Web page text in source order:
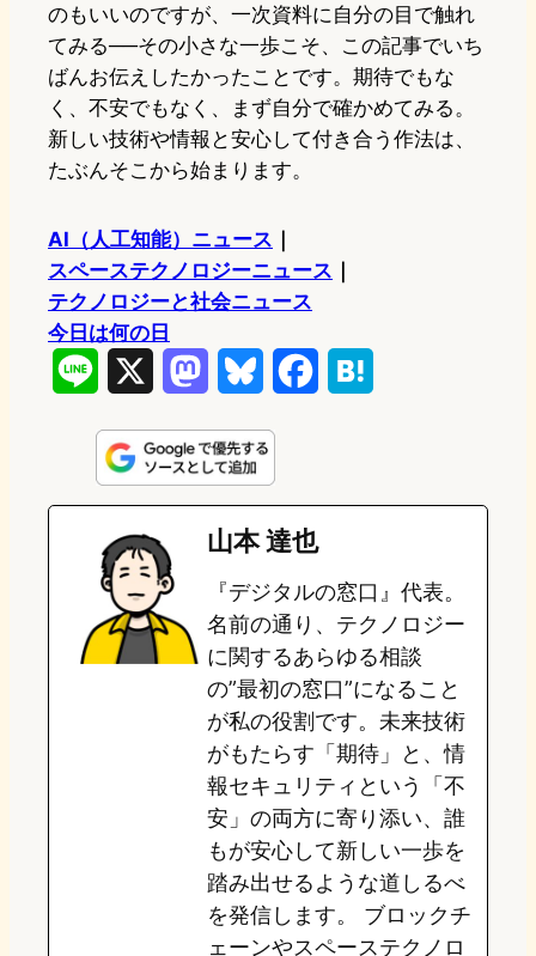
のもいいのですが、一次資料に自分の目で触れ
てみる──その小さな一歩こそ、この記事でいち
ばんお伝えしたかったことです。期待でもな
く、不安でもなく、まず自分で確かめてみる。
新しい技術や情報と安心して付き合う作法は、
たぶんそこから始まります。
AI（人工知能）ニュース ｜
スペーステクノロジーニュース ｜
テクノロジーと社会ニュース
今日は何の日
n
e
s
t
o
o
n
u
e
s
k
e
b
o
o
k
e
a
山本 達也
『デジタルの窓口』代表。
名前の通り、テクノロジー
に関するあらゆる相談
の”最初の窓口”になること
が私の役割です。未来技術
がもたらす「期待」と、情
報セキュリティという「不
安」の両方に寄り添い、誰
もが安心して新しい一歩を
踏み出せるような道しるべ
を発信します。 ブロックチ
ェーンやスペーステクノロ